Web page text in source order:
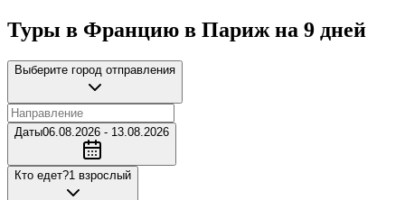
Туры в Францию в Париж на 9 дней
Выберите город отправления
Даты06.08.2026 - 13.08.2026
Кто едет?1 взрослый